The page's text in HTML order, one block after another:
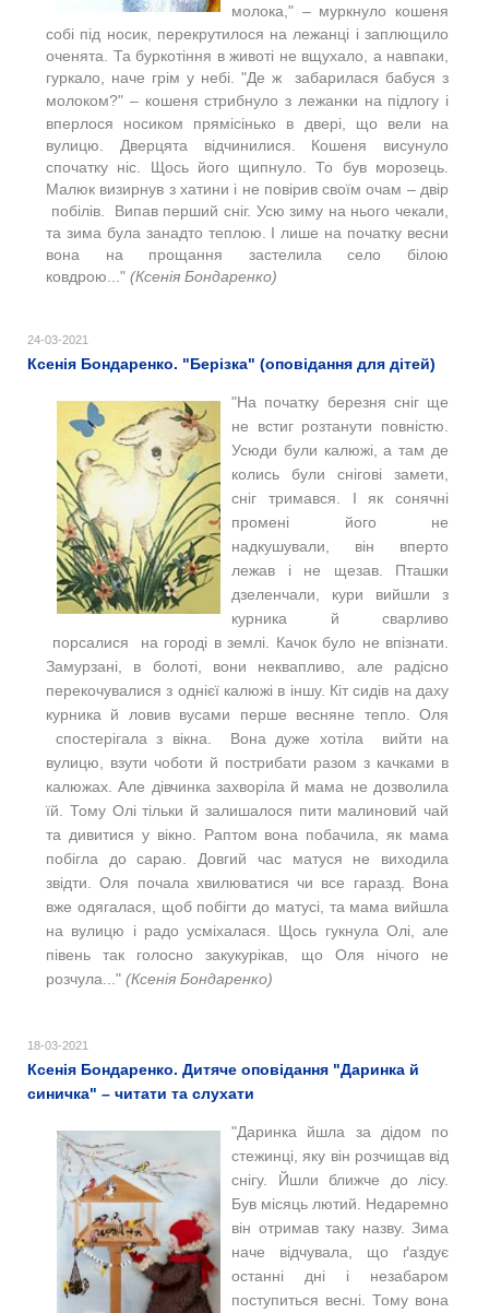
молока," – муркнуло кошеня
собі під носик, перекрутилося на лежанці і заплющило
оченята. Та буркотіння в животі не вщухало, а навпаки,
гуркало, наче грім у небі. "Де ж забарилася бабуся з
молоком?" –кошеня стрибнуло з лежанки на підлогу і
вперлося носиком прямісінько в двері, що вели на
вулицю. Дверцята відчинилися. Кошеня висунуло
спочатку ніс. Щось його щипнуло. То був морозець.
Малюк визирнув з хатини і не повірив своїм очам – двір
побілів. Випав перший сніг. Усю зиму на нього чекали,
та зима була занадто теплою. І лише на початку весни
вона на прощання застелила село білою
ковдрою..." (Ксенія Бондаренко)
24-03-2021
Ксенія Бондаренко. "Берізка" (оповідання для дітей)
"На початку березня сніг ще
не встиг розтанути повністю.
Усюди були калюжі, а там де
колись були снігові замети,
сніг тримався. І як сонячні
промені його не
надкушували, він вперто
лежав і не щезав. Пташки
дзеленчали, кури вийшли з
курника й сварливо
порсалися на городі в землі. Качок було не впізнати.
Замурзані, в болоті, вони неквапливо, але радісно
перекочувалися з однієї калюжі в іншу. Кіт сидів на даху
курника й ловив вусами перше весняне тепло. Оля
спостерігала з вікна. Вона дуже хотіла вийти на
вулицю, взути чоботи й пострибати разом з качками в
калюжах. Але дівчинка захворіла й мама не дозволила
їй. Тому Олі тільки й залишалося пити малиновий чай
та дивитися у вікно. Раптом вона побачила, як мама
побігла до сараю. Довгий час матуся не виходила
звідти. Оля почала хвилюватися чи все гаразд. Вона
вже одягалася, щоб побігти до матусі, та мама вийшла
на вулицю і радо усміхалася. Щось гукнула Олі, але
півень так голосно закукурікав, що Оля нічого не
розчула..." (Ксенія Бондаренко)
18-03-2021
Ксенія Бондаренко. Дитяче оповідання "Даринка й
синичка" – читати та слухати
"Даринка йшла за дідом по
стежинці, яку він розчищав від
снігу. Йшли ближче до лісу.
Був місяць лютий. Недаремно
він отримав таку назву. Зима
наче відчувала, що ґаздує
останні дні і незабаром
поступиться весні. Тому вона